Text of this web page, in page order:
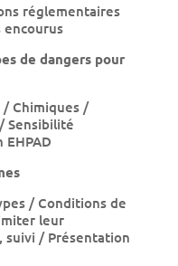
réglementaires
de dangers pour
Chimiques /
Sensibilité
/ Conditions de
leur
suivi / Présentation